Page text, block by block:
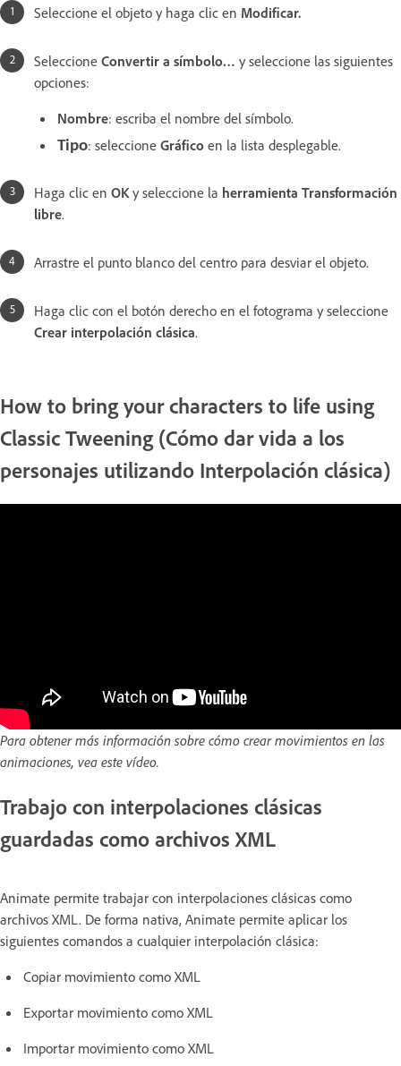
Seleccione el objeto y haga clic en Modificar.
Seleccione Convertir a símbolo… y seleccione las siguientes
opciones:
Nombre: escriba el nombre del símbolo.
Tipo: seleccione Gráfico en la lista desplegable.
Haga clic en OKy seleccione la herramienta Transformación
libre.
Arrastre el punto blanco del centro para desviar el objeto.
Haga clic con el botón derecho en el fotograma y seleccione
Crear interpolación clásica.
How to bring your characters to life using
Classic Tweening (Cómo dar vida a los
personajes utilizando Interpolación clásica)
Para obtener más información sobre cómo crear movimientos en las
animaciones, vea este vídeo.
Trabajo con interpolaciones clásicas
guardadas como archivos XML
Animate permite trabajar con interpolaciones clásicas como
archivos XML. De forma nativa, Animate permite aplicar los
siguientes comandos a cualquier interpolación clásica:
Copiar movimiento como XML
Exportar movimiento como XML
Importar movimiento como XML